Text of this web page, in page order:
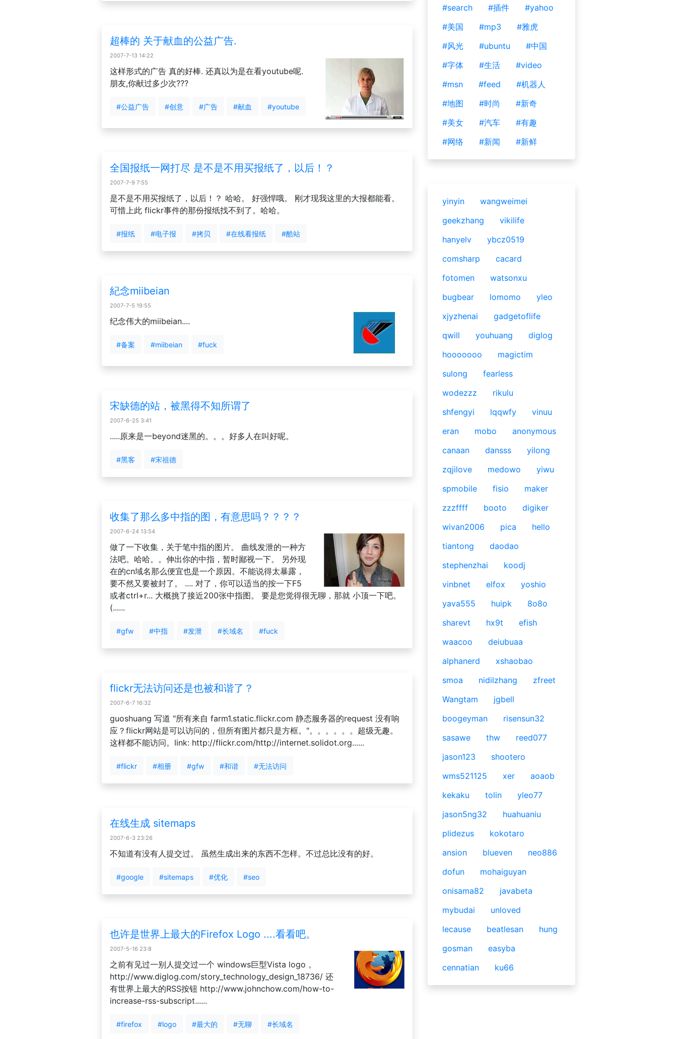
超棒的 关于献血的公益广告.
2007-7-13 14:22
这样形式的广告 真的好棒. 还真以为是在看youtube呢.
朋友,你献过多少次???
#公益广告 #创意 #广告 #献血 #youtube
全国报纸一网打尽 是不是不用买报纸了，以后！？
2007-7-9 7:55
是不是不用买报纸了，以后！？ 哈哈。 好强悍哦。 刚才现我这里的大报都能看。
可惜上此 flickr事件的那份报纸找不到了。哈哈。
#报纸 #电子报 #拷贝 #在线看报纸 #酷站
紀念miibeian
2007-7-5 19:55
纪念伟大的miibeian....
#备案 #miibeian #fuck
宋缺德的站，被黑得不知所谓了
2007-6-25 3:41
.....原来是一beyond迷黑的。。。好多人在叫好呢。
#黑客 #宋祖德
收集了那么多中指的图，有意思吗？？？？
2007-6-24 13:54
做了一下收集，关于笔中指的图片。 曲线发泄的一种方
法吧。哈哈。。伸出你的中指，暂时鄙视一下。 另外现
在的cn域名那么便宜也是一个原因。不能说得太暴露，
要不然又要被封了。 .... 对了，你可以适当的按一下F5
或者ctrl+r... 大概挑了接近200张中指图。 要是您觉得很无聊，那就 小顶一下吧。
(......
#gfw #中指 #发泄 #长域名 #fuck
flickr无法访问还是也被和谐了？
2007-6-7 16:32
guoshuang 写道 "所有来自 farm1.static.flickr.com 静态服务器的request 没有响
应？flickr网站是可以访问的，但所有图片都只是方框。"。。。。。。超级无趣。
这样都不能访问。link: http://flickr.com/http://internet.solidot.org......
#flickr #相册 #gfw #和谐 #无法访问
在线生成 sitemaps
2007-6-3 23:26
不知道有没有人提交过。 虽然生成出来的东西不怎样。不过总比没有的好。
#google #sitemaps #优化 #seo
也许是世界上最大的Firefox Logo ....看看吧。
2007-5-16 23:8
之前有见过一别人提交过一个 windows巨型Vista logo 。
http://www.diglog.com/story_technology_design_18736/ 还
有世界上最大的RSS按钮 http://www.johnchow.com/how-to-
increase-rss-subscript......
#firefox #logo #最大的 #无聊 #长域名
#search
#插件
#yahoo
#美国
#mp3
#雅虎
#风光
#ubuntu
#中国
#字体
#生活
#video
#msn
#feed
#机器人
#地图
#时尚
#新奇
#美女
#汽车
#有趣
#网络
#新闻 #新鲜
yinyin
wangweimei
geekzhang
vikilife
hanyelv
ybcz0519
comsharp
cacard
fotomen
watsonxu
bugbear
lomomo
yleo
xjyzhenai
gadgetoflife
qwill
youhuang
diglog
hooooooo
magictim
sulong
fearless
wodezzz
rikulu
shfengyi
lqqwfy
vinuu
eran
mobo
anonymous
canaan
dansss
yilong
zqjilove
medowo
yiwu
spmobile
fisio
maker
zzzffff
booto
digiker
wivan2006
pica
hello
tiantong
daodao
stephenzhai
koodj
vinbnet
elfox
yoshio
yava555
huipk
8o8o
sharevt
hx9t
efish
waacoo
deiubuaa
alphanerd
xshaobao
smoa
nidilzhang
zfreet
Wangtam
jgbell
boogeyman
risensun32
sasawe
thw
reed077
jason123
shootero
wms521125
xer
aoaob
kekaku
tolin
yleo77
jason5ng32
huahuaniu
plidezus
kokotaro
ansion
blueven
neo886
dofun
mohaiguyan
onisama82
javabeta
mybudai
unloved
lecause
beatlesan
hung
gosman
easyba
cennatian
ku66